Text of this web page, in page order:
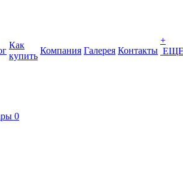
Как
купить
Компания Галерея Контакты
+
0